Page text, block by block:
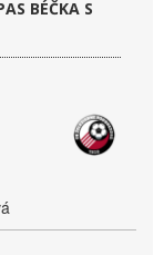
BÉČKA S